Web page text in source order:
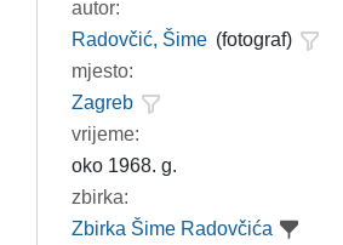
autor:
Radovčić, Šime (fotograf)
mjesto:
Zagreb
vrijeme:
oko 1968. g.
zbirka:
Zbirka Šime Radovčića